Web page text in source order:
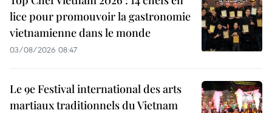
lice pour promouvoir la gastronomie
vietnamienne dans le monde
03/08/2026 08:47
Le 9e Festival international des arts
martiaux traditionnels du Vietnam